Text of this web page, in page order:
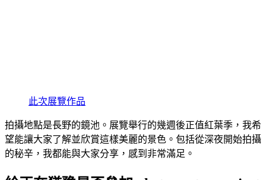
此次展覽作品
拍攝地點是長野的鏡池。展覽舉行的幾週後正值紅葉季，我希
望能讓大家了解並欣賞這樣美麗的景色。包括從深夜開始拍攝
的秘辛，我都能與大家分享，感到非常滿足。